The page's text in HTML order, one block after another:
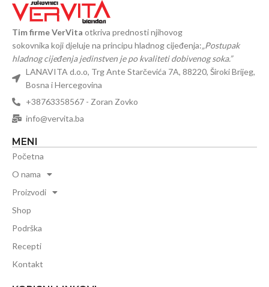
Tim firme VerVita otkriva prednosti njihovog
sokovnika koji djeluje na principu hladnog cijeđenja:„Postupak
hladnog cijeđenja jedinstven je po kvaliteti dobivenog soka.”
LANAVITA d.o.o, Trg Ante Starčevića 7A, 88220, Široki Brijeg,
Bosna i Hercegovina
+38763358567 - Zoran Zovko
info@vervita.ba
MENI
Početna
O nama
Proizvodi
Shop
Podrška
Recepti
Kontakt